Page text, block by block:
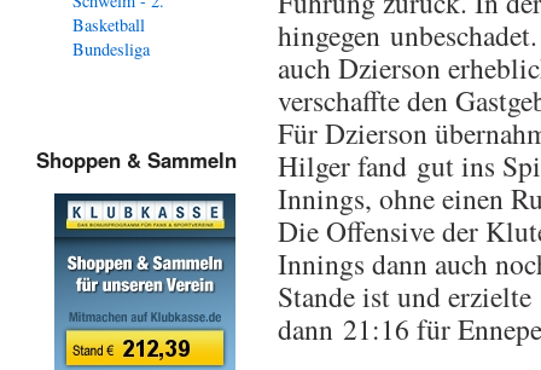
hingegen
auch Dzierson
verschaffte den
Für Dzierson
Hilger fand gut ins
Innings, ohne einen
Die Offensive der
Innings dann auch
Stande ist und
dann 21:16 für
Shoppen & Sammeln